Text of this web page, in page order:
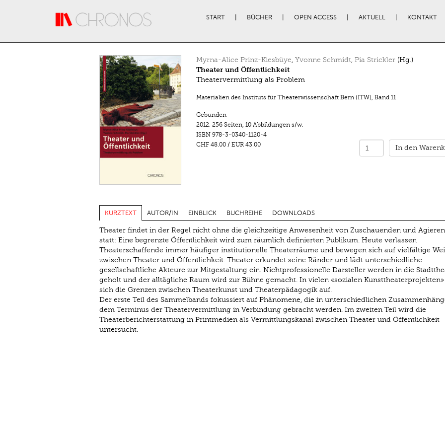
START BÜCHER OPEN ACCESS AKTUELL KONTAKT
Myrna-Alice Prinz-Kiesbüye, Yvonne Schmidt, Pia Strickler(Hg.)
Theater und Öffentlichkeit
Theatervermittlung als Problem
Materialien des Instituts für Theaterwissenschaft Bern (ITW), Band 11
Gebunden
2012. 256 Seiten, 10 Abbildungen s/w.
ISBN 978-3-0340-1120-4
CHF 48.00/ EUR 43.00 In den
KURZTEXT AUTOR/IN EINBLICK BUCHREIHE DOWNLOADS
Theater findet in der Regel nicht ohne die gleichzeitige Anwesenheit von Zuschauenden und
statt: Eine begrenzte Öffentlichkeit wird zum räumlich definierten Publikum. Heute verlassen
Theaterschaffende immer häufiger institutionelle Theaterräume und bewegen sich auf vielfältige
zwischen Theater und Öffentlichkeit. Theater erkundet seine Ränder und lädt unterschiedliche
gesellschaftliche Akteure zur Mitgestaltung ein. Nichtprofessionelle Darsteller werden in die
geholt und der alltägliche Raum wird zur Bühne gemacht. In vielen «sozialen Kunsttheaterprojekten»
sich die Grenzen zwischen Theaterkunst und Theaterpädagogik auf.
Der erste Teil des Sammelbands fokussiert auf Phänomene, die in unterschiedlichen
dem Terminus der Theatervermittlung in Verbindung gebracht werden. Im zweiten Teil wird die
Theaterberichterstattung in Printmedien als Vermittlungskanal zwischen Theater und Öffentlichkeit
untersucht.